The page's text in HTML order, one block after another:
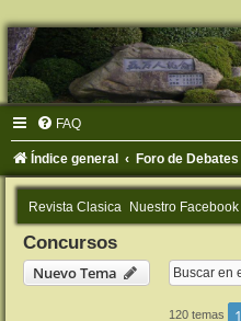
FAQ
Índice general Foro de Debates
Revista Clasica Nuestro Facebook
Concursos
Nuevo Tema
120 temas 1